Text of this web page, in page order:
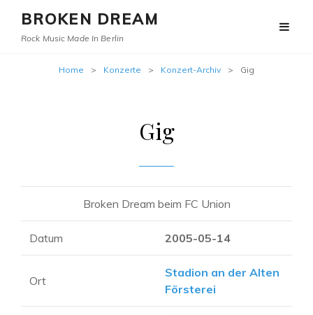
BROKEN DREAM
Rock Music Made In Berlin
Home > Konzerte > Konzert-Archiv > Gig
Gig
Broken Dream beim FC Union
Datum 2005-05-14
Ort
Stadion an der Alten
Försterei